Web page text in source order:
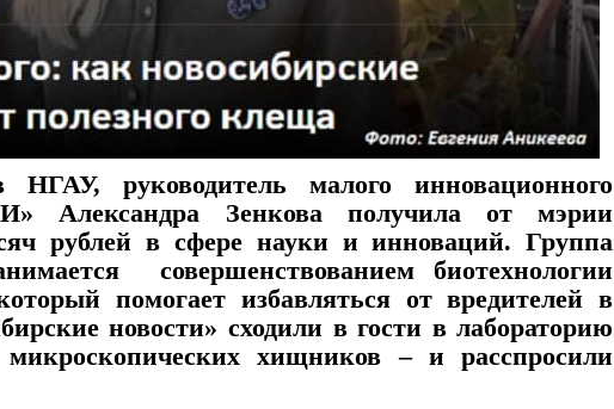
руководитель малого инновационного
Александра Зенкова получила от мэрии
рублей в сфере науки и инноваций. Группа
совершенствованием биотехнологии
помогает избавляться от вредителей в
новости» сходили в гости в лабораторию
микроскопических хищников – и расспросили